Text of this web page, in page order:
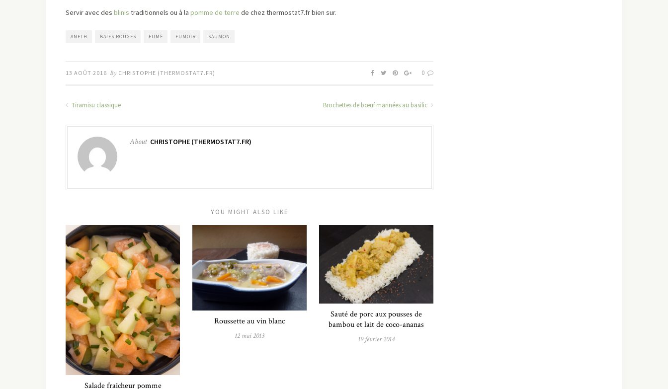
Servir avec des blinis traditionnels ou à la pomme de terre de chez thermostat7.fr bien sur.
ANETH BAIES ROUGES FUMÉ FUMOIR SAUMON
13 AOÛT 2016 By CHRISTOPHE (THERMOSTAT7.FR) 0
Tiramisu classique Brochettes de bœuf marinées au basilic
About CHRISTOPHE (THERMOSTAT7.FR)
YOU MIGHT ALSO LIKE
Salade fraîcheur pomme
Roussette au vin blanc
12 mai 2013
Sauté de porc aux pousses de
bambou et lait de coco-ananas
19 février 2014